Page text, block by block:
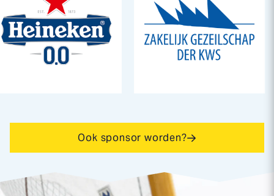
Ook sponsor worden?